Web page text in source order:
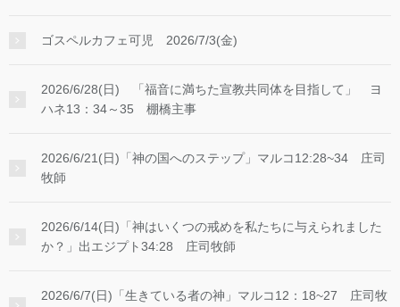
ゴスペルカフェ可児 2026/7/3(金)
2026/6/28(日) 「福音に満ちた宣教共同体を目指して」 ヨ
ハネ13：34～35 棚橋主事
2026/6/21(日)「神の国へのステップ」マルコ12:28~34 庄司
牧師
2026/6/14(日)「神はいくつの戒めを私たちに与えられました
か？」出エジプト34:28 庄司牧師
2026/6/7(日)「生きている者の神」マルコ12：18~27 庄司牧